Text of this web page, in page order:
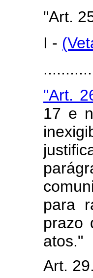
"Art.
I -
"Art.
17 e
para
prazo
atos."
Art.